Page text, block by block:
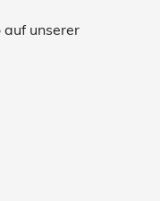
auf unserer